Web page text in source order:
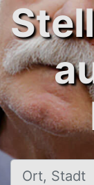
Ort, Stadt